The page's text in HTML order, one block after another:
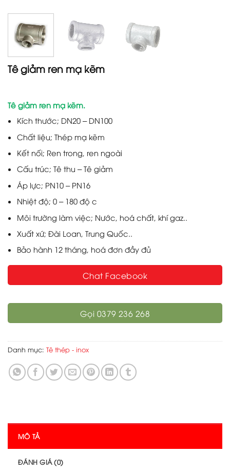
Tê giảm ren mạ kẽm
Tê giảm ren mạ kẽm.
Kích thước; DN20 – DN100
Chất liệu; Thép mạ kẽm
Kết nối; Ren trong, ren ngoài
Cấu trúc; Tê thu – Tê giảm
Áp lực; PN10 – PN16
Nhiệt độ; 0 – 180 độ c
Môi trường làm việc; Nước, hoá chất, khí gaz..
Xuất xứ; Đài Loan, Trung Quốc..
Bảo hành 12 tháng, hoá đơn đầy đủ
Chat Facebook
Gọi 0379 236 268
Danh mục: Tê thép - inox
MÔ TẢ
ĐÁNH GIÁ (0)